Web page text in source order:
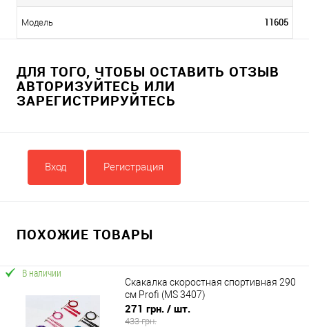
Модель 11605
ДЛЯ ТОГО, ЧТОБЫ ОСТАВИТЬ ОТЗЫВ
АВТОРИЗУЙТЕСЬ ИЛИ
ЗАРЕГИСТРИРУЙТЕСЬ
Вход Регистрация
ПОХОЖИЕ ТОВАРЫ
В наличии
Скакалка скоростная спортивная 290
см Profi (MS 3407)
271 грн. / шт.
433 грн.